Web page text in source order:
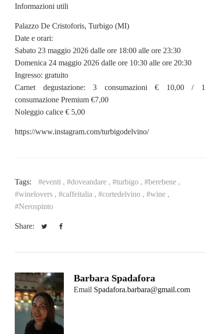
Informazioni utili
Palazzo De Cristoforis, Turbigo (MI)
Date e orari:
Sabato 23 maggio 2026 dalle ore 18:00 alle ore 23:30
Domenica 24 maggio 2026 dalle ore 10:30 alle ore 20:30
Ingresso: gratuito
Carnet degustazione: 3 consumazioni € 10,00 / 1
consumazione Premium €7,00
Noleggio calice € 5,00
https://www.instagram.com/turbigodelvino/
Tags: #eventi , #doveandare , #turbigo , #berebene ,
#winelovers , #caffeitalia , #cortedelvino , #wine ,
#Nerospinto
Share:
Barbara Spadafora
Email Spadafora.barbara@gmail.com